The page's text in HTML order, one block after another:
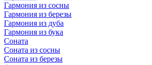
Гармония из сосны
Гармония из березы
Гармония из дуба
Гармония из бука
Соната
Соната из сосны
Соната из березы